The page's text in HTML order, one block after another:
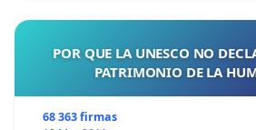
POR QUE LA UNESCO NO
PATRIMONIO DE LA
68 363 firmas